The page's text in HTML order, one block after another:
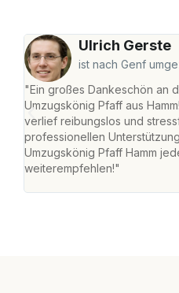
Ulrich Gerste
ist nach Genf
"Ein großes Dankeschön an
Umzugskönig Pfaff aus
verlief reibungslos und
professionellen
Umzugskönig Pfaff Hamm
weiterempfehlen!"